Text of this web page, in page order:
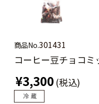
商品No.301431
コーヒー豆チョコミ
¥3,300 (税込)